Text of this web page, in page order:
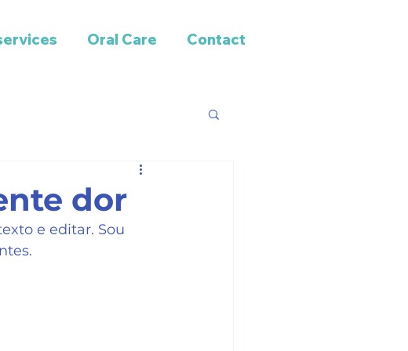
Oral Care Contact
dor
e editar. Sou